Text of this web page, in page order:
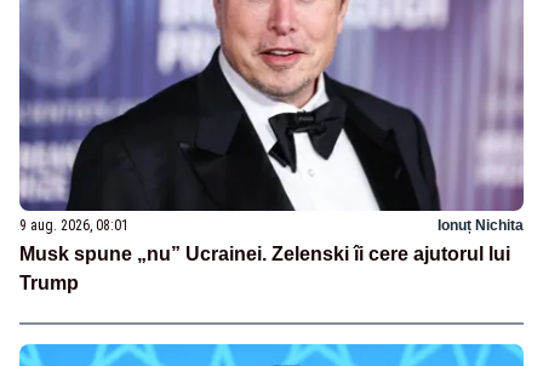
9 aug. 2026, 08:01 Ionuț Nichita
Musk spune „nu” Ucrainei. Zelenski îi cere ajutorul lui
Trump